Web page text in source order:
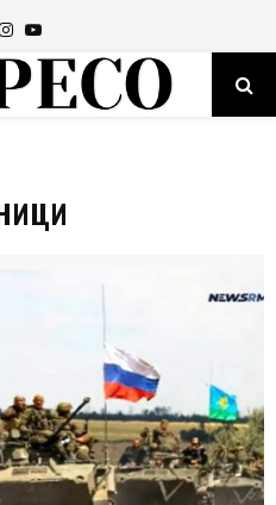
Instagram
Youtube